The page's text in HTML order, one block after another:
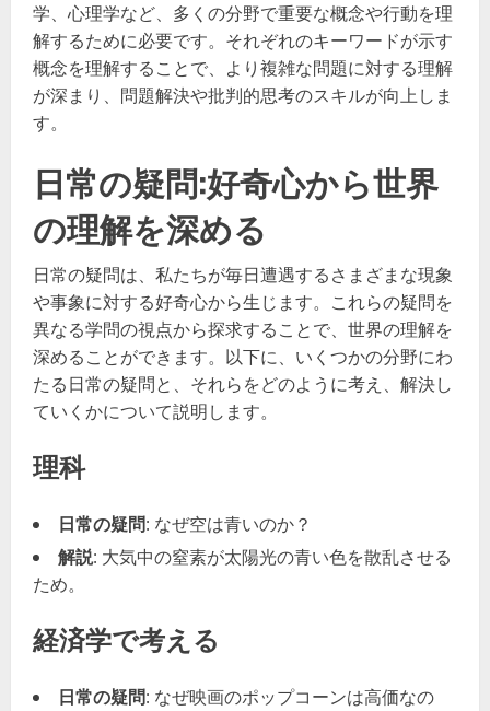
学、心理学など、多くの分野で重要な概念や行動を理
解するために必要です。それぞれのキーワードが示す
概念を理解することで、より複雑な問題に対する理解
が深まり、問題解決や批判的思考のスキルが向上しま
す。
日常の疑問:好奇心から世界
の理解を深める
日常の疑問は、私たちが毎日遭遇するさまざまな現象
や事象に対する好奇心から生じます。これらの疑問を
異なる学問の視点から探求することで、世界の理解を
深めることができます。以下に、いくつかの分野にわ
たる日常の疑問と、それらをどのように考え、解決し
ていくかについて説明します。
理科
日常の疑問: なぜ空は青いのか？
解説: 大気中の窒素が太陽光の青い色を散乱させる
ため。
経済学で考える
日常の疑問: なぜ映画のポップコーンは高価なの